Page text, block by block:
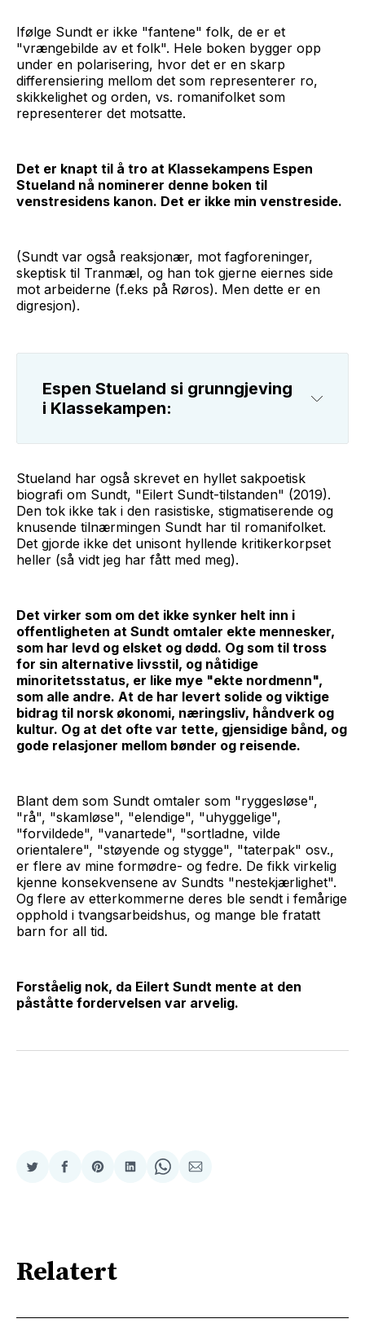
Ifølge Sundt er ikke "fantene" folk, de er et
"vrængebilde av et folk". Hele boken bygger opp
under en polarisering, hvor det er en skarp
differensiering mellom det som representerer ro,
skikkelighet og orden, vs. romanifolket som
representerer det motsatte.
Det er knapt til å tro at Klassekampens Espen
Stueland nå nominerer denne boken til
venstresidens kanon. Det er ikke min venstreside.
(Sundt var også reaksjonær, mot fagforeninger,
skeptisk til Tranmæl, og han tok gjerne eiernes side
mot arbeiderne (f.eks på Røros). Men dette er en
digresjon).
Espen Stueland si grunngjeving
i Klassekampen:
Stueland har også skrevet en hyllet sakpoetisk
biografi om Sundt, "Eilert Sundt-tilstanden" (2019).
Den tok ikke tak i den rasistiske, stigmatiserende og
knusende tilnærmingen Sundt har til romanifolket.
Det gjorde ikke det unisont hyllende kritikerkorpset
heller (så vidt jeg har fått med meg).
Det virker som om det ikke synker helt inn i
offentligheten at Sundt omtaler ekte mennesker,
som har levd og elsket og dødd. Og som til tross
for sin alternative livsstil, og nåtidige
minoritetsstatus, er like mye "ekte nordmenn",
som alle andre. At de har levert solide og viktige
bidrag til norsk økonomi, næringsliv, håndverk og
kultur. Og at det ofte var tette, gjensidige bånd, og
gode relasjoner mellom bønder og reisende.
Blant dem som Sundt omtaler som "ryggesløse",
"rå", "skamløse", "elendige", "uhyggelige",
"forvildede", "vanartede", "sortladne, vilde
orientalere", "støyende og stygge", "taterpak" osv.,
er flere av mine formødre- og fedre. De fikk virkelig
kjenne konsekvensene av Sundts "nestekjærlighet".
Og flere av etterkommerne deres ble sendt i femårige
opphold i tvangsarbeidshus, og mange ble fratatt
barn for all tid.
Forståelig nok, da Eilert Sundt mente at den
påståtte fordervelsen var arvelig.
Del
Del
ShareDel
ShareDel
Relatert